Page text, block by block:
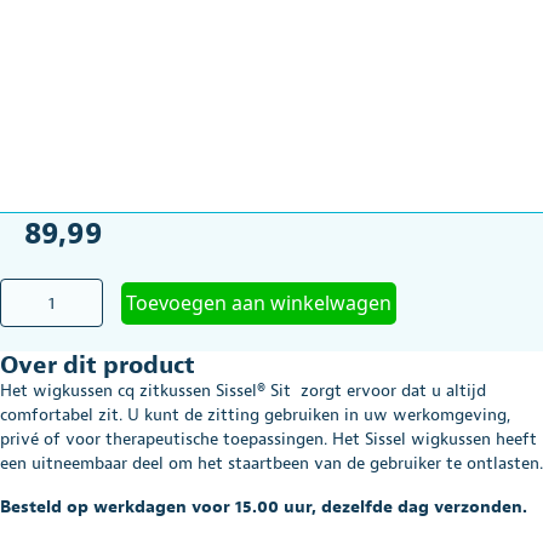
89,99
Coccyx
wigkussen
zitkussen
Sissel®
Sit
2
in
aantal
Toevoegen aan winkelwagen
Over dit product
Het wigkussen cq zitkussen Sissel® Sit zorgt ervoor dat u altijd
comfortabel zit. U kunt de zitting gebruiken in uw werkomgeving,
privé of voor therapeutische toepassingen. Het Sissel wigkussen heeft
een uitneembaar deel om het staartbeen van de gebruiker te ontlasten.
Besteld op werkdagen voor 15.00 uur, dezelfde dag verzonden.